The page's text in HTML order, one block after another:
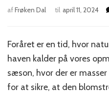
afFrøken Dal til april 11, 2024
Foråret er en tid, hvor
haven kalder på vores
sæson, hvor der er
for at sikre, at den